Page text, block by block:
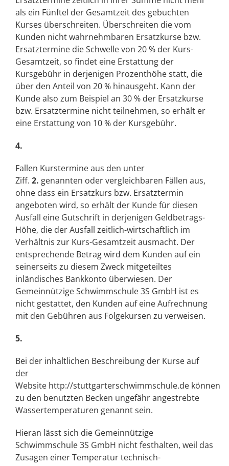
als ein Fünftel der Gesamtzeit des gebuchten
Kurses überschreiten. Überschreiten die vom
Kunden nicht wahrnehmbaren Ersatzkurse bzw.
Ersatztermine die Schwelle von 20 % der Kurs-
Gesamtzeit, so findet eine Erstattung der
Kursgebühr in derjenigen Prozenthöhe statt, die
über den Anteil von 20 % hinausgeht. Kann der
Kunde also zum Beispiel an 30 % der Ersatzkurse
bzw. Ersatztermine nicht teilnehmen, so erhält er
eine Erstattung von 10 % der Kursgebühr.
4.
Fallen Kurstermine aus den unter
Ziff. 2. genannten oder vergleichbaren Fällen aus,
ohne dass ein Ersatzkurs bzw. Ersatztermin
angeboten wird, so erhält der Kunde für diesen
Ausfall eine Gutschrift in derjenigen Geldbetrags-
Höhe, die der Ausfall zeitlich-wirtschaftlich im
Verhältnis zur Kurs-Gesamtzeit ausmacht. Der
entsprechende Betrag wird dem Kunden auf ein
seinerseits zu diesem Zweck mitgeteiltes
inländisches Bankkonto überwiesen. Der
Gemeinnützige Schwimmschule 3S GmbH ist es
nicht gestattet, den Kunden auf eine Aufrechnung
mit den Gebühren aus Folgekursen zu verweisen.
5.
Bei der inhaltlichen Beschreibung der Kurse auf
der
Website http://stuttgarterschwimmschule.de können
zu den benutzten Becken ungefähr angestrebte
Wassertemperaturen genannt sein.
Hieran lässt sich die Gemeinnützige
Schwimmschule 3S GmbH nicht festhalten, weil das
Zusagen einer Temperatur technisch-